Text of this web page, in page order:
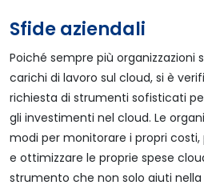
Sfide aziendali
Poiché sempre più organizzazioni
carichi di lavoro sul cloud, si è
richiesta di strumenti sofisticati
gli investimenti nel cloud. Le
modi per monitorare i propri
e ottimizzare le proprie spese
strumento che non solo aiuti nella